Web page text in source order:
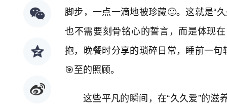
脚步，一点一滴地被珍藏🙂。这就是“
也不需要刻骨铭心的誓言，而是体现
抱，晚餐时分享的琐碎日常，睡前一
🎯至的照顾。
这些平凡的瞬间，在“久久爱”的